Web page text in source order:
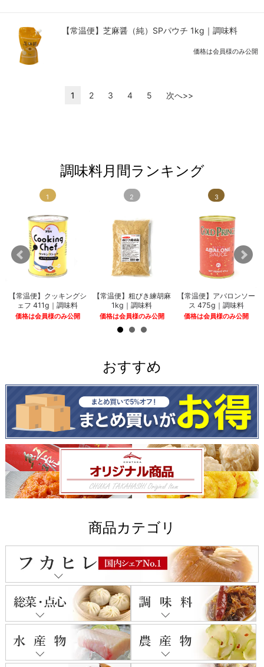
【常温便】芝麻醤（純）SPパウチ 1kg｜調味料
価格は会員様のみ公開
1 2 3 4 5 次へ>>
調味料月間ランキング
1
【常温便】クッキングシ
ェフ 411g｜調味料
価格は会員様のみ公開
2
【常温便】粗びき練胡麻
1kg｜調味料
価格は会員様のみ公開
3
【常温便】アバロンソー
ス 475g｜調味料
価格は会員様のみ公開
おすすめ
商品カテゴリ